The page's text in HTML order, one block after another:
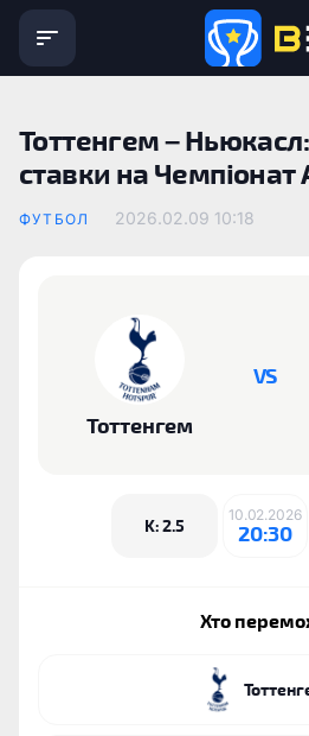
Тоттенгем – Ньюкасл:
ставки на Чемпіонат
ФУТБОЛ 2026.02.09 10:18
Тоттенгем
VS
K: 2.5
10.02.2026
20:30
Хто